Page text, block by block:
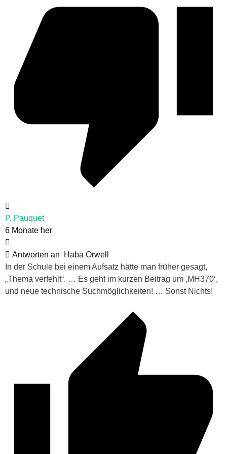
P. Pauquet
6 Monate her
Antworten an
Haba Orwell
In der Schule bei einem Aufsatz hätte man früher gesagt,
„Thema verfehlt“. … Es geht im kurzen Beitrag um ‚MH370‘,
und neue technische Suchmöglichkeiten! … Sonst Nichts!